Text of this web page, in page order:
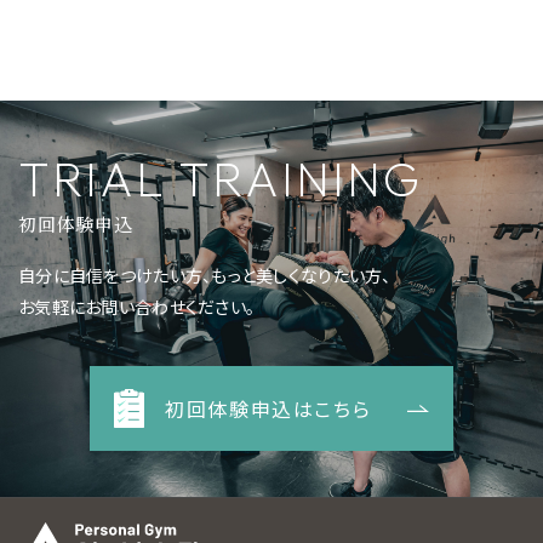
TRIAL TRAINING
初回体験申込
自分に自信をつけたい方、もっと美しくなりたい方、
お気軽にお問い合わせください。
初回体験申込はこちら